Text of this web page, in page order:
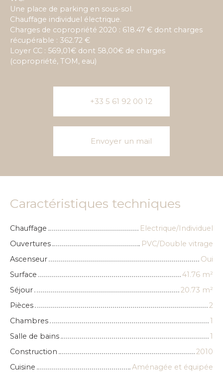
Une place de parking en sous-sol.
Chauffage individuel électrique.
Charges de copropriété 2020 : 618.47 € dont charges
récupérable : 362.72 €
Loyer CC : 569,01€ dont 58,00€ de charges
(copropriété, TOM, eau)
+33 5 61 92 00 12
Envoyer un mail
Caractéristiques techniques
Chauffage
Electrique/Individuel
Ouvertures
PVC/Double vitrage
Ascenseur
Oui
Surface
41.76 m²
Séjour
20.73 m²
Pièces
2
Chambres
1
Salle de bains
1
Construction
2010
Cuisine
Aménagée et équipée